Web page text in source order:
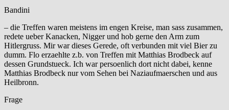
Bandini
– die Treffen waren meistens im engen Kreise, man sass zusammen,
redete ueber Kanacken, Nigger und hob gerne den Arm zum
Hitlergruss. Mir war dieses Gerede, oft verbunden mit viel Bier zu
dumm. Flo erzaehlte z.b. von Treffen mit Matthias Brodbeck auf
dessen Grundstueck. Ich war persoenlich dort nicht dabei, kenne
Matthias Brodbeck nur vom Sehen bei Naziaufmaerschen und aus
Heilbronn.
Frage